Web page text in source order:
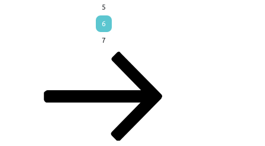
5
6
7